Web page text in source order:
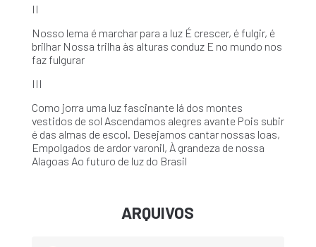
II
Nosso lema é marchar para a luz É crescer, é fulgir, é
brilhar Nossa trilha às alturas conduz E no mundo nos
faz fulgurar
III
Como jorra uma luz fascinante lá dos montes
vestidos de sol Ascendamos alegres avante Pois subir
é das almas de escol. Desejamos cantar nossas loas,
Empolgados de ardor varonil, À grandeza de nossa
Alagoas Ao futuro de luz do Brasil
ARQUIVOS